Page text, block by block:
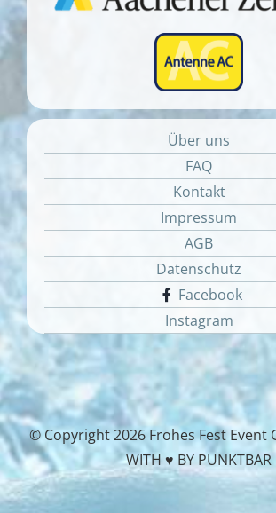
Über uns
FAQ
Kontakt
Impressum
AGB
Datenschutz
Facebook
Instagram
© Copyright2026 Frohes Fest
WITH ♥ BY PUNKTBAR